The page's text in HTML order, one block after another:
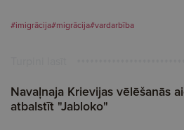
#imigrācija#migrācija#vardarbība
Navaļnaja Krievijas vēlēšanās
atbalstīt "Jabloko"